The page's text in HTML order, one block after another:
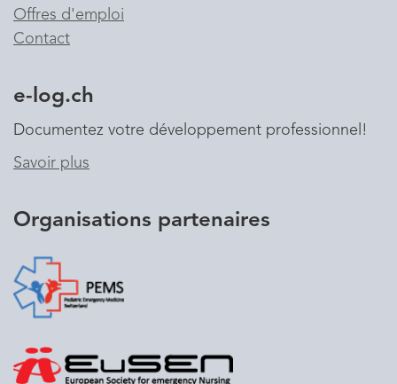
Offres d'emploi
Contact
e-log.ch
Documentez votre développement professionnel!
Savoir plus
Organisations partenaires